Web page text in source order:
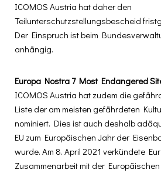
ICOMOS Austria hat daher den
Teilunterschutzstellungsbescheid
Der Einspruch ist beim
anhängig.
Europa Nostra 7 Most Endangered
ICOMOS Austria hat zudem die
Liste der am meisten gefährdeten
nominiert. Dies ist auch deshalb
EU zum Europäischen Jahr der
wurde. Am 8. April 2021 verkündete
Zusammenarbeit mit der